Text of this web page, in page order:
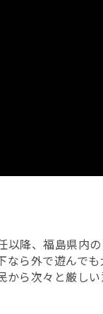
以降、福島県内
ら外で遊んでも
から次々と厳し